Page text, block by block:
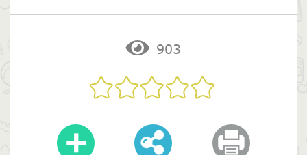
903